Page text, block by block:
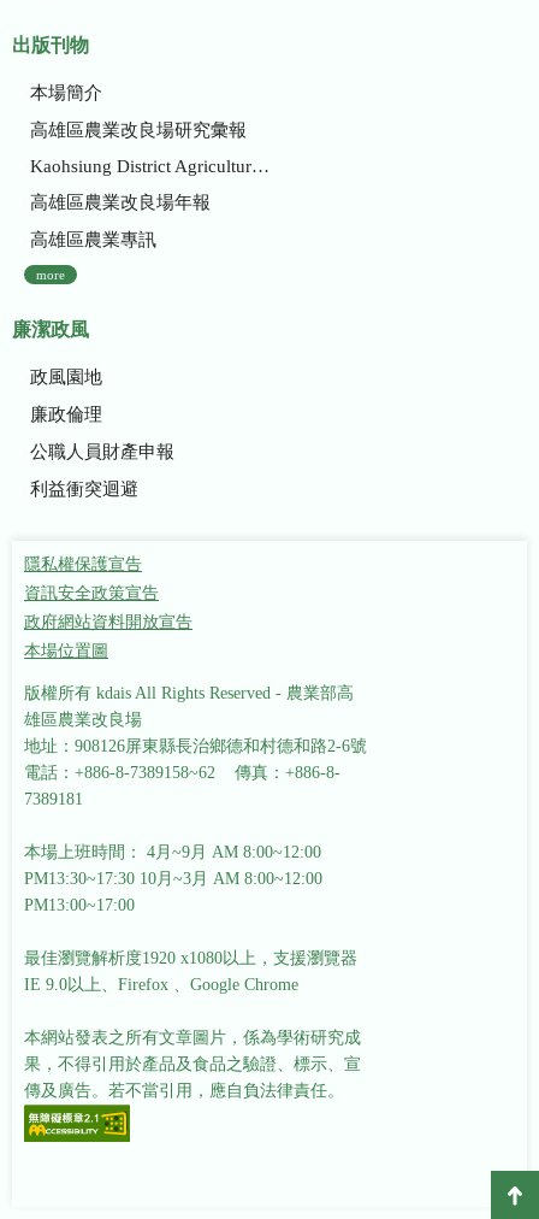
出版刊物
本場簡介
高雄區農業改良場研究彙報
Kaohsiung District Agricultural Research and Extension Station
高雄區農業改良場年報
高雄區農業專訊
more
廉潔政風
政風園地
廉政倫理
公職人員財產申報
利益衝突迴避
隱私權保護宣告
資訊安全政策宣告
政府網站資料開放宣告
本場位置圖
版權所有 kdais All Rights Reserved - 農業部高
雄區農業改良場
地址：908126屏東縣長治鄉德和村德和路2-6號
電話：+886-8-7389158~62 傳真：+886-8-
7389181
本場上班時間： 4月~9月 AM 8:00~12:00
PM13:30~17:30 10月~3月 AM 8:00~12:00
PM13:00~17:00
最佳瀏覽解析度1920 x1080以上，支援瀏覽器
IE 9.0以上、Firefox 、Google Chrome
本網站發表之所有文章圖片，係為學術研究成
果，不得引用於產品及食品之驗證、標示、宣
傳及廣告。若不當引用，應自負法律責任。